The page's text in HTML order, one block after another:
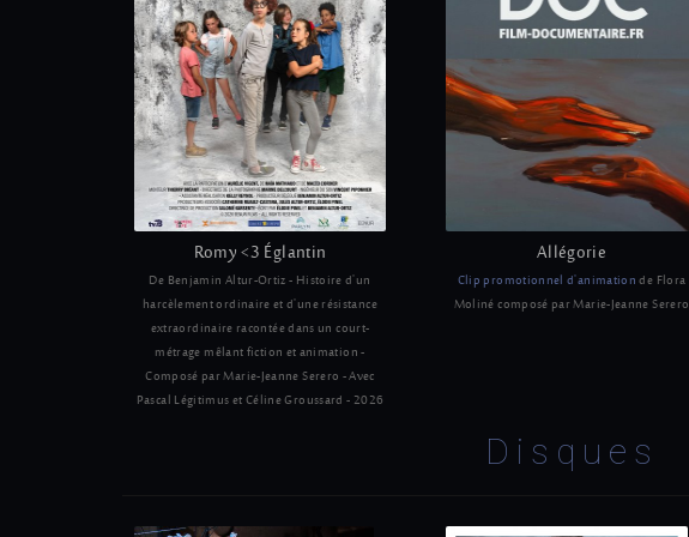
Romy <3 Églantin
De Benjamin Altur-Ortiz - Histoire d'un
harcèlement ordinaire et d'une résistance
extraordinaire racontée dans un court-
métrage mêlant fiction et animation -
Composé par Marie-Jeanne Serero - Avec
Pascal Légitimus et Céline Groussard - 2026
Allégorie
Clip promotionnel d'animationde Flora
Moliné composé par Marie-Jeanne Serero
Disques